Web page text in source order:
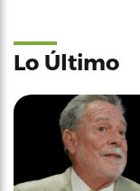
Lo Último